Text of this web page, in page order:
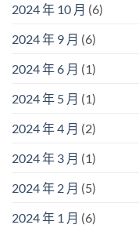
2024 年 10 月 (6)
2024 年 9 月 (6)
2024 年 6 月 (1)
2024 年 5 月 (1)
2024 年 4 月 (2)
2024 年 3 月 (1)
2024 年 2 月 (5)
2024 年 1 月 (6)